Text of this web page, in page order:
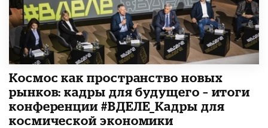
Космос как пространство новых
рынков: кадры для будущего – итоги
конференции #ВДЕЛЕ_Кадры для
космической экономики